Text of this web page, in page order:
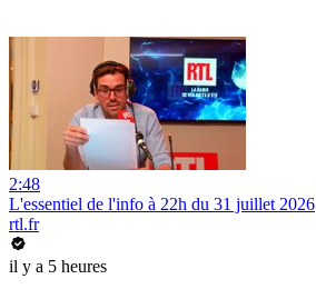
2:48
L'essentiel de l'info à 22h du 31 juillet 2026
rtl.fr
il y a 5 heures